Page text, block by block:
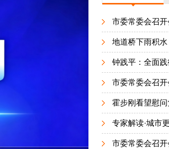
市委常委会召
地道桥下雨积
钟践平：全面
市委常委会召
霍步刚看望慰
专家解读·城市
市委常委会召